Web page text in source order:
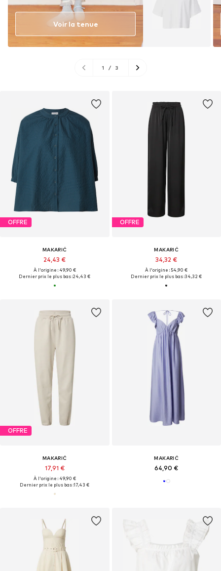
OFFRE
MAKARIĆ
24,43 €
À l'origine : 49,90 €
Dernier prix le plus bas :24,43 €
OFFRE
MAKARIĆ
34,32 €
À l'origine : 54,90 €
Dernier prix le plus bas :34,32 €
OFFRE
MAKARIĆ
17,91 €
À l'origine : 49,90 €
Dernier prix le plus bas :17,43 €
MAKARIĆ
64,90 €
Voir la tenue
1 / 3